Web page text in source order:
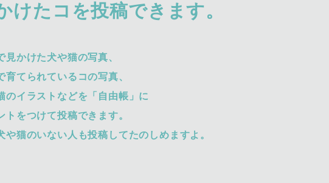
けたコを投稿できます。
見かけた犬や猫の写真、
育てられているコの写真、
のイラストなどを「自由帳」に
トをつけて投稿できます。
や猫のいない人も投稿してたのしめますよ。